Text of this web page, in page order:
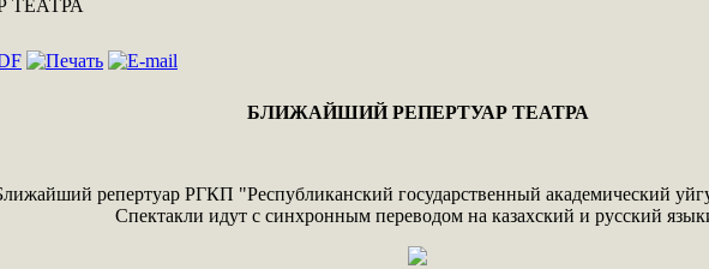
ТЕАТРА
БЛИЖАЙШИЙ РЕПЕРТУАР ТЕАТРА
репертуар РГКП "Республиканский государственный академический
Спектакли идут с синхронным переводом на казахский и русский